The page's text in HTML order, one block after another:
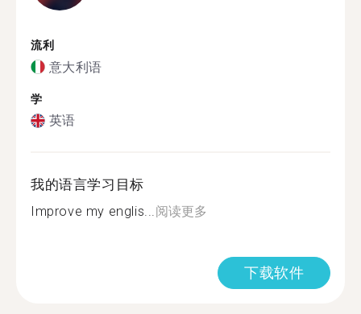
流利
意大利语
学
英语
我的语言学习目标
Improve my englis...阅读更多
下载软件